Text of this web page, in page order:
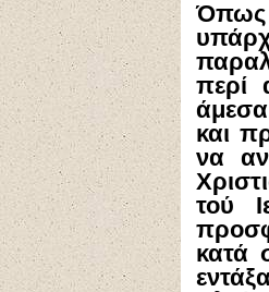
Όπως
περί
άμεσα
και
να
τού
κατά